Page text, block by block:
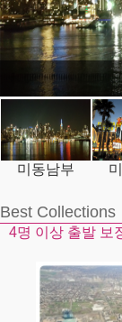
미동남부
Best Collections
4명 이상 출발 보